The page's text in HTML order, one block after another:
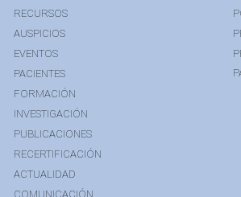
RECURSOS
AUSPICIOS
EVENTOS
PACIENTES
FORMACIÓN
INVESTIGACIÓN
PUBLICACIONES
RECERTIFICACIÓN
ACTUALIDAD
COMUNICACIÓN